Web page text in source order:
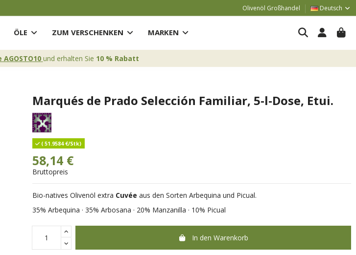
Olivenöl Großhandel Deutsch
ÖLE ZUM VERSCHENKEN MARKEN
und erhalten Sie 10 % Rabatt
Marqués de Prado Selección Familiar, 5-l-Dose, Etui.
( 51.9584 €/Stk)
58,14 €
Bruttopreis
Bio-natives Olivenöl extra Cuvée aus den Sorten Arbequina und Picual.
35% Arbequina · 35% Arbosana · 20% Manzanilla · 10% Picual
In den Warenkorb